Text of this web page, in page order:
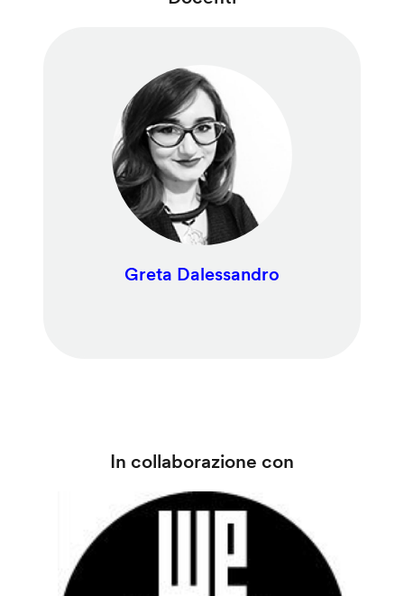
Greta Dalessandro
In collaborazione con